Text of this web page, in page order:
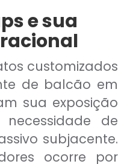
e sua
customizados
de balcão em
sua exposição
de
subjacente.
ocorre por